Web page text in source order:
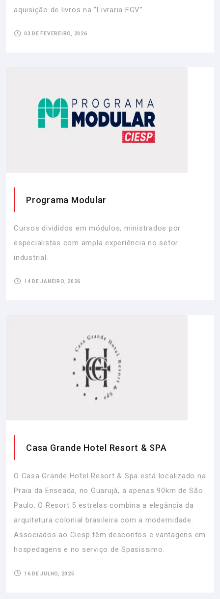
aquisição de livros na “Livraria FGV”.
03 DE FEVEREIRO, 2026
Programa Modular
Cursos divididos em módulos, ministrados por
especialistas com ampla experiência no setor
industrial.
14 DE JANEIRO, 2026
Casa Grande Hotel Resort & SPA
O Casa Grande Hotel Resort & Spa está localizado na
Praia da Enseada, no Guarujá, a apenas 90km de São
Paulo. O Resort 5 estrelas combina a elegância da
arquitetura colonial brasileira com a modernidade.
Associados ao Ciesp têm descontos e vantagens em
hospedagens e no serviço de Spasissimo.
16 DE JULHO, 2025